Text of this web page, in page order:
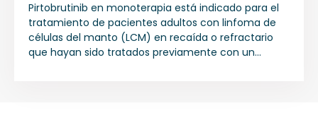
Pirtobrutinib en monoterapia está indicado para el
tratamiento de pacientes adultos con linfoma de
células del manto (LCM) en recaída o refractario
que hayan sido tratados previamente con un